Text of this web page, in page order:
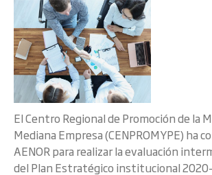
El Centro Regional de Promoción de la
Mediana Empresa (CENPROMYPE) ha
AENOR para realizar la evaluación
del Plan Estratégico institucional